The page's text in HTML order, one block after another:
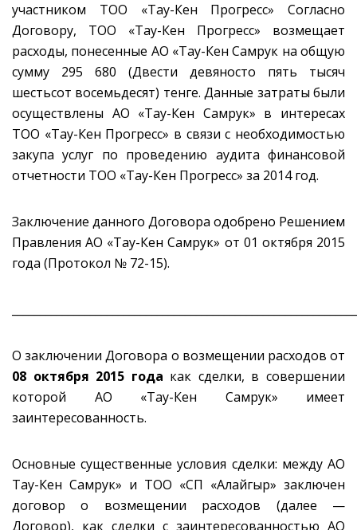
участником ТОО «Тау-Кен Прогресс» Согласно
Договору, ТОО «Тау-Кен Прогресс» возмещает
расходы, понесенные АО «Тау-Кен Самрук на общую
сумму 295 680 (Двести девяносто пять тысяч
шестьсот восемьдесят) тенге. Данные затраты были
осуществлены АО «Тау-Кен Самрук» в интересах
ТОО «Тау-Кен Прогресс» в связи с необходимостью
закупа услуг по проведению аудита финансовой
отчетности ТОО «Тау-Кен Прогресс» за 2014 год.
Заключение данного Договора одобрено Решением
Правления АО «Тау-Кен Самрук» от 01 октября 2015
года (Протокол № 72-15).
О заключении Договора о возмещении расходов от
08 октября 2015 года как сделки, в совершении
которой АО «Тау-Кен Самрук» имеет
заинтересованность.
Основные существенные условия сделки: между АО
Тау-Кен Самрук» и ТОО «СП «Алайгыр» заключен
договор о возмещении расходов (далее —
Договор), как сделки с заинтересованностью АО